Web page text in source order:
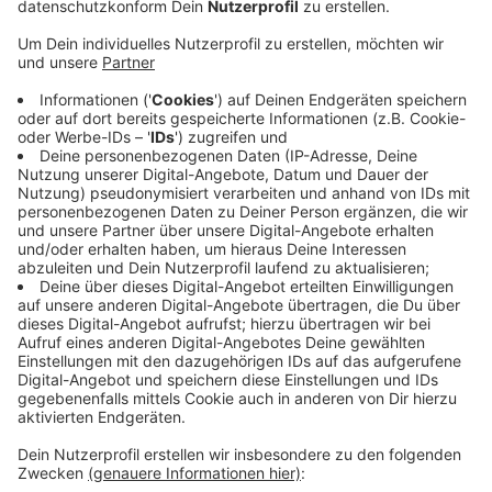
Anzeige
Es gibt keine Pläne für ein Verbot von
Kunstrasenplätzen. Das hat die NRW-Landesregierung
nochmal klargestellt. In den letzten Wochen hatte es
Unsicherheit gegeben, weil die Europäische
Chemikalienagentur etwas gegen Mikroplastik tun will.
Mikroplastik ist oft in dem Granulat enthalten, dass
auf Kunstrasenplätzen benutzt wird. Alternativen sind
zum Beispiel Granulate aus Beispiel Kork oder
Quarzsand. Kunstrasenplätze im Kreis Wesel gibt es
zum Beispiel bei Borussia Veen, im Auestadion Wesel
soll einer gebaut werden.
Anzeige